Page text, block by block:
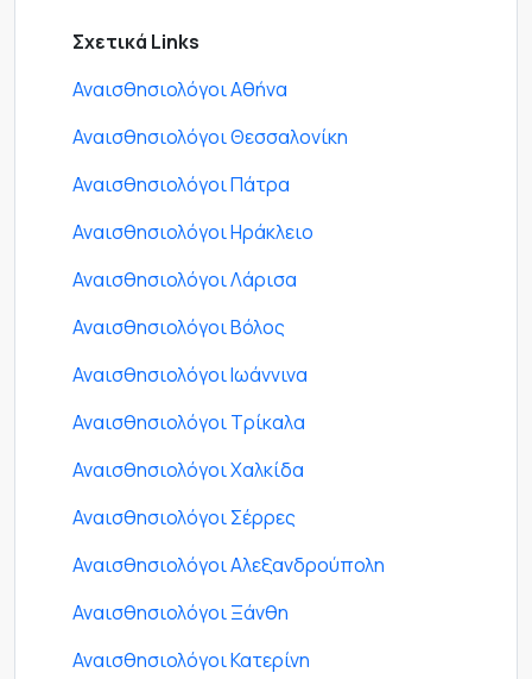
Σχετικά Links
Αναισθησιολόγοι Αθήνα
Αναισθησιολόγοι Θεσσαλονίκη
Αναισθησιολόγοι Πάτρα
Αναισθησιολόγοι Ηράκλειο
Αναισθησιολόγοι Λάρισα
Αναισθησιολόγοι Βόλος
Αναισθησιολόγοι Ιωάννινα
Αναισθησιολόγοι Τρίκαλα
Αναισθησιολόγοι Χαλκίδα
Αναισθησιολόγοι Σέρρες
Αναισθησιολόγοι Αλεξανδρούπολη
Αναισθησιολόγοι Ξάνθη
Αναισθησιολόγοι Κατερίνη